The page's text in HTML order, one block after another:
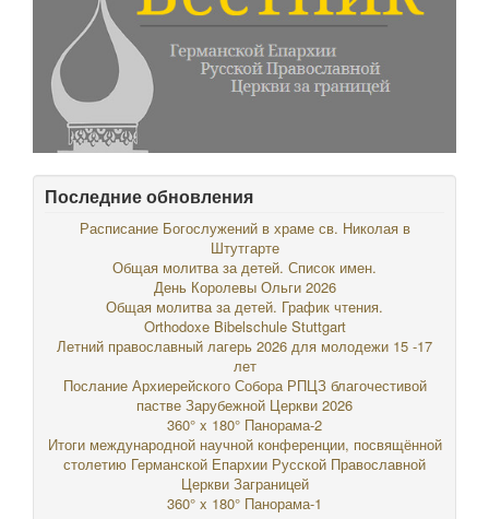
Последние обновления
Расписание Богослужений в храме св. Николая в
Штутгарте
Общая молитва за детей. Список имен.
День Королевы Ольги 2026
Общая молитва за детей. График чтения.
Orthodoxe Bibelschule Stuttgart
Летний православный лагерь 2026 для молодежи 15 -17
лет
Послание Архиерейского Собора РПЦЗ благочестивой
пастве Зарубежной Церкви 2026
360° x 180° Панорама-2
Итоги международной научной конференции, посвящённой
столетию Германской Епархии Русской Православной
Церкви Заграницей
360° x 180° Панорама-1